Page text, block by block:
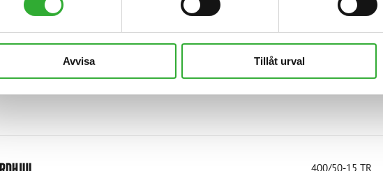
Avvisa Tillåt urval
SPECIFIKATIONER
400/50-15 TR